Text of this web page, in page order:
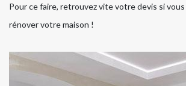
Pour ce faire, retrouvez vite votre devis si
rénover votre maison !